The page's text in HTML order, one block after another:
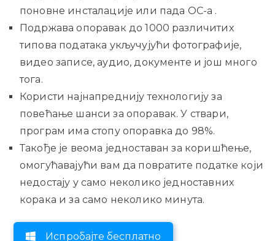
поновне инсталације или пада ОС-а .
Подржава опоравак до 1000 различитих
типова података укључујући фотографије,
видео записе, аудио, документе и још много
тога.
Користи најнапреднију технологију за
повећање шанси за опоравак. У ствари,
програм има стопу опоравка до 98%.
Такође је веома једноставан за коришћење,
омогућавајући вам да повратите податке који
недостају у само неколико једноставних
корака и за само неколико минута.
Испробајте бесплатно